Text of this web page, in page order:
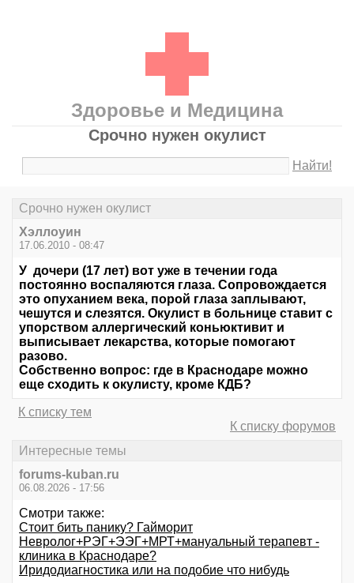
Здоровье и Медицина
Срочно нужен окулист
Найти!
Срочно нужен окулист
Хэллоуин
17.06.2010 - 08:47
У дочери (17 лет) вот уже в течении года
постоянно воспаляются глаза. Сопровождается
это опуханием века, порой глаза заплывают,
чешутся и слезятся. Окулист в больнице ставит с
упорством аллергический коньюктивит и
выписывает лекарства, которые помогают
разово.
Собственно вопрос: где в Краснодаре можно
еще сходить к окулисту, кроме КДБ?
К списку тем
К списку форумов
Интересные темы
forums-kuban.ru
06.08.2026 - 17:56
Смотри также:
Стоит бить панику? Гайморит
Невролог+РЭГ+ЭЭГ+МРТ+мануальный терапевт -
клиника в Краснодаре?
Иридодиагностика или на подобие что нибудь